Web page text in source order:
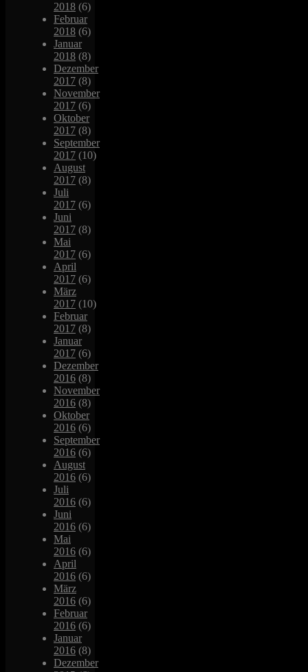
2018 (6)
Februar
2018 (6)
Januar
2018 (8)
Dezember
2017 (8)
November
2017 (6)
Oktober
2017 (8)
September
2017 (10)
August
2017 (8)
Juli
2017 (6)
Juni
2017 (8)
Mai
2017 (6)
April
2017 (6)
März
2017 (10)
Februar
2017 (8)
Januar
2017 (6)
Dezember
2016 (8)
November
2016 (8)
Oktober
2016 (6)
September
2016 (6)
August
2016 (6)
Juli
2016 (6)
Juni
2016 (6)
Mai
2016 (6)
April
2016 (6)
März
2016 (6)
Februar
2016 (6)
Januar
2016 (8)
Dezember